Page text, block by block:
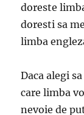
doreste
doresti sa
limba
Daca alegi
care limba
nevoie de